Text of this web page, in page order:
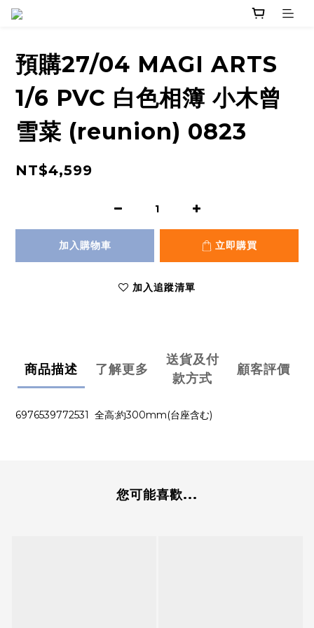
預購27/04 MAGI ARTS
1/6 PVC 白色相簿 小木曾
雪菜 (reunion) 0823
NT$4,599
加入購物車 立即購買
加入追蹤清單
商品描述 了解更多
送貨及付
款方式
顧客評價
6976539772531 全高:約300mm(台座含む)
您可能喜歡...